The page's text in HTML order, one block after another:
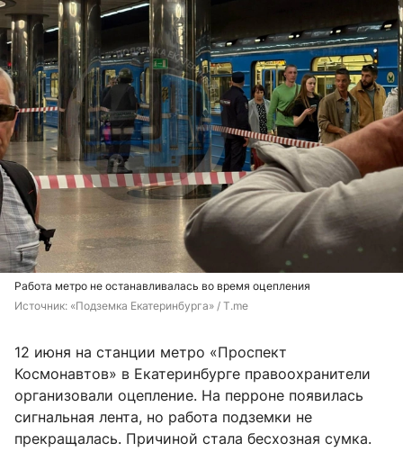
Работа метро не останавливалась во время оцепления
Источник: «Подземка Екатеринбурга» / T.me
12 июня на станции метро «Проспект
Космонавтов» в Екатеринбурге правоохранители
организовали оцепление. На перроне появилась
сигнальная лента, но работа подземки не
прекращалась. Причиной стала бесхозная сумка.